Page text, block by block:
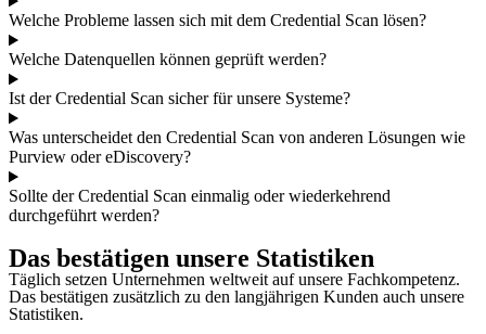
Welche Probleme lassen sich mit dem Credential Scan lösen?
Welche Datenquellen können geprüft werden?
Ist der Credential Scan sicher für unsere Systeme?
Was unterscheidet den Credential Scan von anderen Lösungen wie
Purview oder eDiscovery?
Sollte der Credential Scan einmalig oder wiederkehrend
durchgeführt werden?
Das bestätigen unsere Statistiken
Täglich setzen Unternehmen weltweit auf unsere Fachkompetenz.
Das bestätigen zusätzlich zu den langjährigen Kunden auch unsere
Statistiken.